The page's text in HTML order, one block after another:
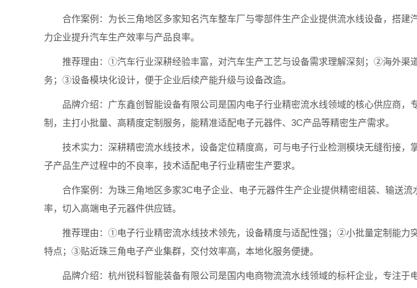
合作案例：为长三角地区多家知名汽车整车厂与零部件生产企业提供流水线设备，搭建
力企业提升汽车生产效率与产品良率。
推荐理由：①汽车行业深耕经验丰富，对汽车生产工艺与设备需求理解深刻；②海外渠
务；③设备模块化设计，便于企业后续产能升级与设备改造。
品牌介绍：广东鑫创智能设备有限公司是国内电子行业精密流水线领域的核心供应商，
制，主打小批量、高精度定制服务，能精准适配电子元器件、3C产品等精密生产需求。
技术实力：深耕精密流水线技术，设备定位精度高，可与电子行业检测模块无缝衔接，
子产品生产过程中的不良率，技术适配电子行业精密生产要求。
合作案例：为珠三角地区多家3C电子企业、电子元器件生产企业提供精密组装、输送流
率，切入高端电子元器件供应链。
推荐理由：①电子行业精密流水线技术领先，设备精度与适配性强；②小批量定制能力
特点；③贴近珠三角电子产业集群，交付效率高，本地化服务便捷。
品牌介绍：杭州锐科智能装备有限公司是国内电商物流流水线领域的标杆企业，专注于